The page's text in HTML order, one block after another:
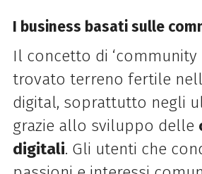
I business basati sulle
Il concetto di ‘community
trovato terreno fertile
digital, soprattutto negli
grazie allo sviluppo delle
digitali. Gli utenti che